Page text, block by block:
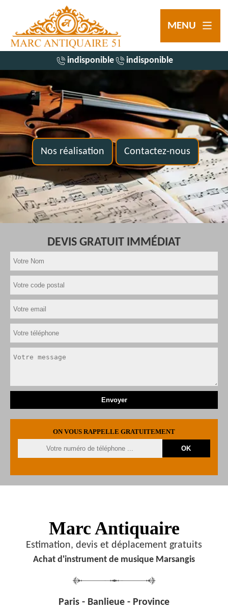
MENU
indisponible indisponible
Nos réalisation Contactez-nous
DEVIS GRATUIT IMMÉDIAT
ON VOUS RAPPELLE GRATUITEMENT
Marc Antiquaire
Estimation, devis et déplacement gratuits
Achat d'instrument de musique Marsangis
Paris - Banlieue - Province